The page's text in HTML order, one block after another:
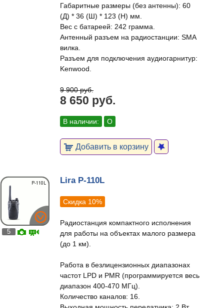
Габаритные размеры (без антенны): 60
(Д) * 36 (Ш) * 123 (H) мм.
Вес с батареей: 242 грамма.
Антенный разъем на радиостанции: SMA
вилка.
Разъем для подключения аудиогарнитур:
Kenwood.
9 900 руб.
8 650 руб.
В наличии: О
Добавить в корзину
5
Lira P-110L
Скидка 10%
Радиостанция компактного исполнения
для работы на объектах малого размера
(до 1 км).
Работа в безлицензионных диапазонах
частот LPD и PMR (программируется весь
диапазон 400-470 МГц).
Количество каналов: 16.